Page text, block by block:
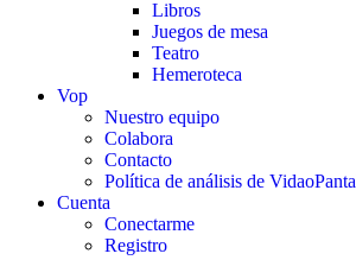
Libros
Juegos de mesa
Teatro
Hemeroteca
Vop
Nuestro equipo
Colabora
Contacto
Política de análisis de
Cuenta
Conectarme
Registro